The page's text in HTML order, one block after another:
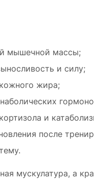
мышечной массы;
и силу;
жира;
и
после
мускулатура, а